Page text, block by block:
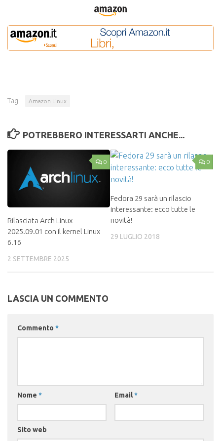
Tag: Amazon Linux
POTREBBERO INTERESSARTI ANCHE...
0
Rilasciata Arch Linux
2025.09.01 con il kernel Linux
6.16
2 SETTEMBRE 2025
0
Fedora 29 sarà un rilascio
interessante: ecco tutte le
novità!
29 LUGLIO 2018
LASCIA UN COMMENTO
Commento *
Nome * Email*
Sito web